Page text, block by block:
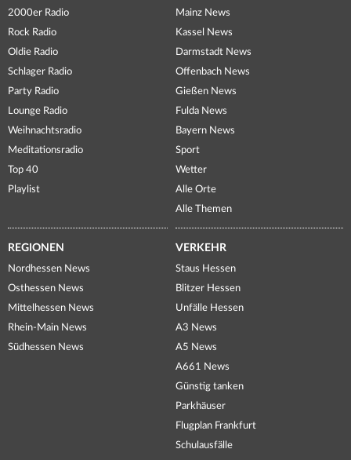
2000er Radio
Rock Radio
Oldie Radio
Schlager Radio
Party Radio
Lounge Radio
Weihnachtsradio
Meditationsradio
Top 40
Playlist
Mainz News
Kassel News
Darmstadt News
Offenbach News
Gießen News
Fulda News
Bayern News
Sport
Wetter
Alle Orte
Alle Themen
REGIONEN
Nordhessen News
Osthessen News
Mittelhessen News
Rhein-Main News
Südhessen News
VERKEHR
Staus Hessen
Blitzer Hessen
Unfälle Hessen
A3 News
A5 News
A661 News
Günstig tanken
Parkhäuser
Flugplan Frankfurt
Schulausfälle